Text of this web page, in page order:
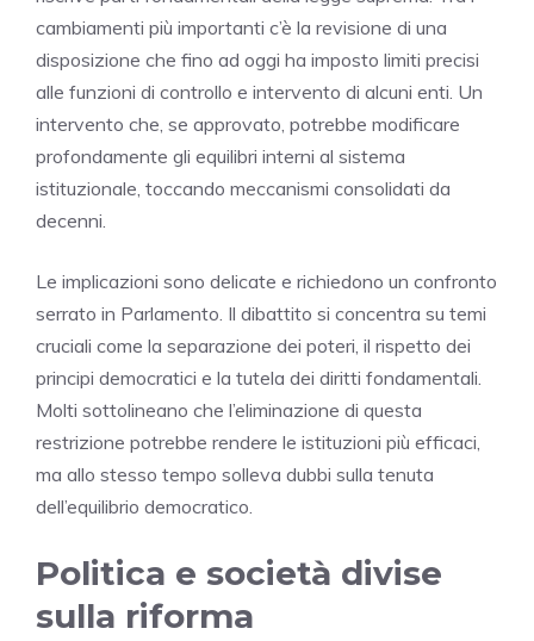
cambiamenti più importanti c’è la revisione di una
disposizione che fino ad oggi ha imposto limiti precisi
alle funzioni di controllo e intervento di alcuni enti. Un
intervento che, se approvato, potrebbe modificare
profondamente gli equilibri interni al sistema
istituzionale, toccando meccanismi consolidati da
decenni.
Le implicazioni sono delicate e richiedono un confronto
serrato in Parlamento. Il dibattito si concentra su temi
cruciali come la separazione dei poteri, il rispetto dei
principi democratici e la tutela dei diritti fondamentali.
Molti sottolineano che l’eliminazione di questa
restrizione potrebbe rendere le istituzioni più efficaci,
ma allo stesso tempo solleva dubbi sulla tenuta
dell’equilibrio democratico.
Politica e società divise
sulla riforma